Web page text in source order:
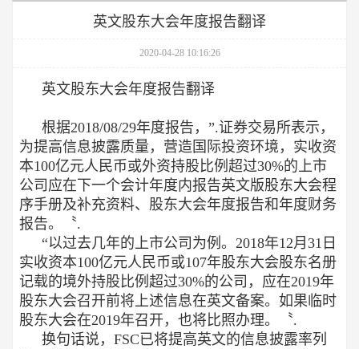
英文股东大会年度报告翻译
2020-04-28 10:16:26
英文股东大会年度报告翻译
根据2018/08/29年度报告，”.证券交易所表示，
为提高信息披露质量，营造国际投资环境，实收资
本100亿元人民币或外资持股比例超过30%的上市
公司应在下一个会计年度内报告英文版股东大会程
序手册及补充资料、股东大会年度报告和年度财务
报告。〝.
“以过去几年的上市公司为例。2018年12月31日
实收资本100亿元人民币或107年股东大会股东名册
记载的境外持股比例超过30%的公司，应在2019年
股东大会召开前将上述信息在英文备案。如果临时
股东大会在2019年召开，也将比照办理。〝.
换句话说，FSC已将提高英文的信息披露率列